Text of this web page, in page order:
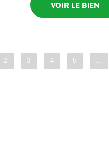
VOIR LE BIEN
2 3 4 5 ...